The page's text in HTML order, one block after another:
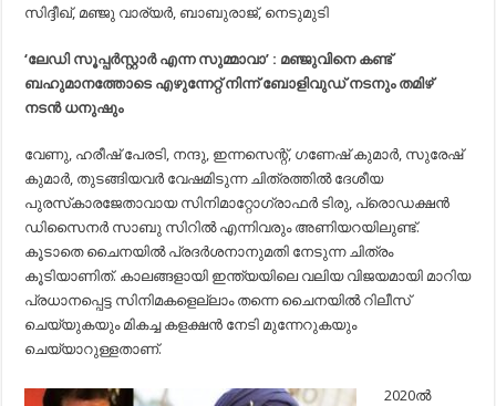
സിദ്ദീഖ്, മഞ്ജു വാര്യര്‍, ബാബുരാജ്, നെടുമുടി
‘ലേഡി സൂപ്പര്‍സ്റ്റാര്‍ എന്ന സുമ്മാവാ’ : മഞ്ജുവിനെ കണ്ട്
ബഹുമാനത്തോടെ എഴുന്നേറ്റ് നിന്ന് ബോളിവുഡ് നടനും തമിഴ്
നടന്‍ ധനുഷും
വേണു, ഹരീഷ് പേരടി, നന്ദു, ഇന്നസെന്റ്, ഗണേഷ് കുമാര്‍, സുരേഷ്
കുമാര്‍, തുടങ്ങിയവര്‍ വേഷമിടുന്ന ചിത്രത്തില്‍ ദേശീയ
പുരസ്‌കാരജേതാവായ സിനിമാറ്റോഗ്രാഫര്‍ ടിരു, പ്രൊഡക്ഷന്‍
ഡിസൈനര്‍ സാബു സിറില്‍ എന്നിവരും അണിയറയിലുണ്ട്.
കൂടാതെ ചൈനയില്‍ പ്രദര്‍ശനാനുമതി നേടുന്ന ചിത്രം
കൂടിയാണിത്. കാലങ്ങളായി ഇന്ത്യയിലെ വലിയ വിജയമായി മാറിയ
പ്രധാനപ്പെട്ട സിനിമകളെല്ലാം തന്നെ ചൈനയില്‍ റിലീസ്
ചെയ്യുകയും മികച്ച കളക്ഷന്‍ നേടി മുന്നേറുകയും
ചെയ്യാറുള്ളതാണ്.
2020ല്‍